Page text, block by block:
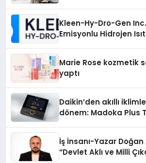
Kleen-Hy-Dro-Gen
Emisyonlu Hidrojen
Marie Rose kozmetik
yaptı
Daikin’den akıllı
dönem: Madoka Plus
İş İnsanı-Yazar
“Devlet Aklı ve Milli